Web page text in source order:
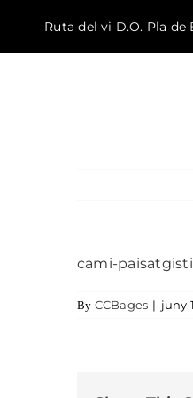
Ruta del vi D.O. Pla de
cami-
By CCBages | juny